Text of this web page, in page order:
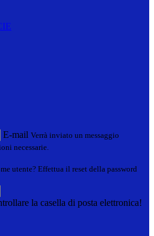
E-mail Verrà inviato un messaggio
necessarie.
utente? Effettua il reset della password
la casella di posta elettronica!